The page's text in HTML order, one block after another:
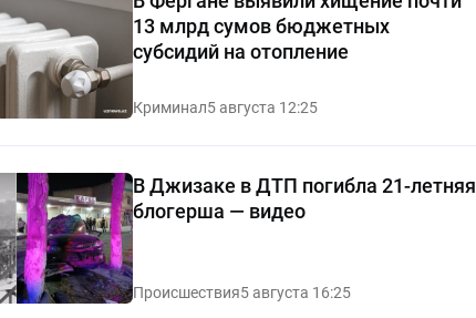
13 млрд сумов бюджетных
субсидий на отопление
Криминал5 августа 12:25
В Джизаке в ДТП погибла 21-летняя
блогерша — видео
Происшествия5 августа 16:25